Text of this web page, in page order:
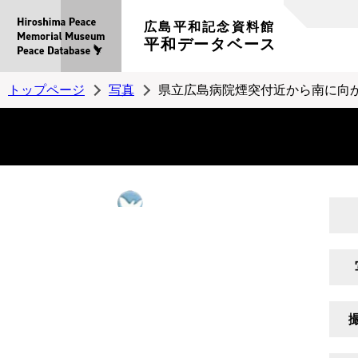
広島平和記念資料館
平和データベース
トップページ 写真 県立広島病院煙突付近から南に向